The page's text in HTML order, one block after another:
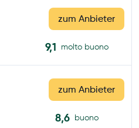
zum Anbieter
9,1 molto buono
zum Anbieter
8,6 buono